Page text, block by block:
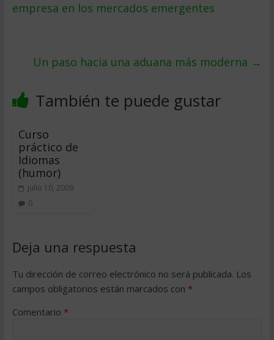
empresa en los mercados emergentes
Un paso hacia una aduana más moderna →
También te puede gustar
Curso
práctico de
Idiomas
(humor)
julio 10, 2009
0
Deja una respuesta
Tu dirección de correo electrónico no será publicada. Los
campos obligatorios están marcados con *
Comentario *